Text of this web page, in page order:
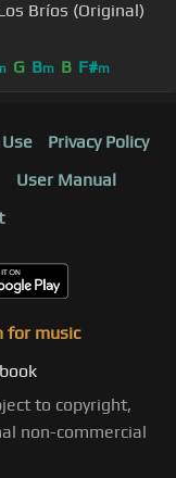
Bríos (Original)
G Bm B F#m
Privacy Policy
User Manual
for music
to copyright,
non-commercial